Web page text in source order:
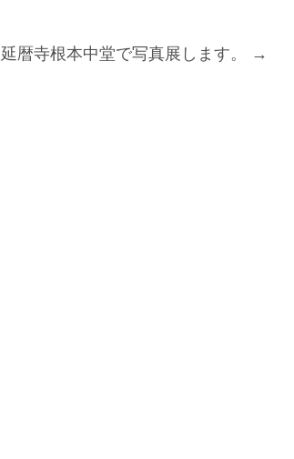
延暦寺根本中堂で写真展します。 →